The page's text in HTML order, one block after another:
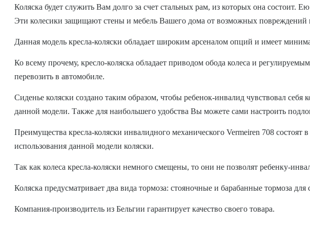
Коляска будет служить Вам долго за счет стальных рам, из которых она состоит.
Эти колесики защищают стены и мебель Вашего дома от возможных повреждений
Данная модель кресла-коляски обладает широким арсеналом опций и имеет
Ко всему прочему, кресло-коляска обладает приводом обода колеса и
перевозить в автомобиле.
Сиденье коляски создано таким образом, чтобы ребенок-инвалид чувствовал
данной модели. Также для наибольшего удобства Вы можете сами настроить
Преимущества кресла-коляски инвалидного механического Vermeiren 708
использования данной модели коляски.
Так как колеса кресла-коляски немного смещены, то они не позволят ребенку-
Коляска предусматривает два вида тормоза: стояночные и барабанные тормоза
Компания-производитель из Бельгии гарантирует качество своего товара.